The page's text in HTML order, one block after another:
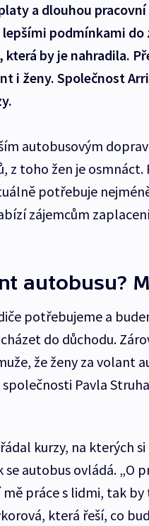
a dlouhou
podmínkami do
by je nahradila.
i ženy. Společnost
autobusovým
z toho žen je osmnáct.
potřebuje
zájemcům
autobusu?
potřebujeme a
do důchodu.
že ženy za volant
Pavla
kurzy, na kterých
autobus ovládá. „O
práce s lidmi, tak by
která řeší, co